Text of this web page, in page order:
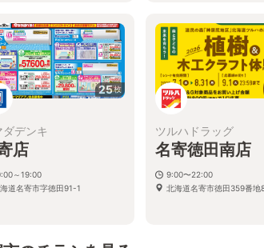
25枚
ダデンキ
店
～19:00
道名寄市字徳田91-1
ツルハドラッグ
名寄徳田南店
9:00〜22:00
北海道名寄市徳田359番地